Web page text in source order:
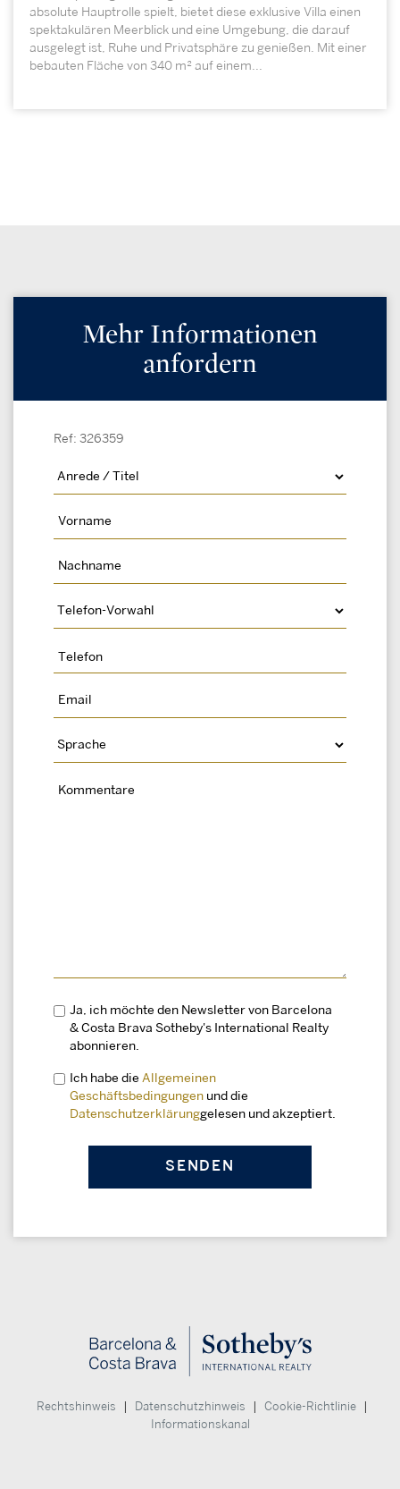
absolute Hauptrolle spielt, bietet diese exklusive Villa einen
spektakulären Meerblick und eine Umgebung, die darauf
ausgelegt ist, Ruhe und Privatsphäre zu genießen. Mit einer
bebauten Fläche von 340 m² auf einem...
Mehr Informationen
anfordern
Ref: 326359
Ja, ich möchte den Newsletter von Barcelona
& Costa Brava Sotheby's International Realty
abonnieren.
Ich habe die Allgemeinen
Geschäftsbedingungen und die
Datenschutzerklärunggelesen und akzeptiert.
Rechtshinweis Datenschutzhinweis Cookie-Richtlinie
Informationskanal